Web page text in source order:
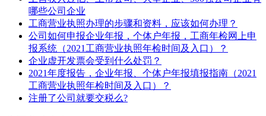
哪些公司企业
工商营业执照办理的步骤和资料，应该如何办理？
公司如何申报企业年报，个体户年报，工商年检网上申
报系统（2021工商营业执照年检时间及入口）？
企业虚开发票会受到什么处罚？
2021年度报告，企业年报、个体户年报填报指南（2021
工商营业执照年检时间及入口）？
注册了公司就要交税么?